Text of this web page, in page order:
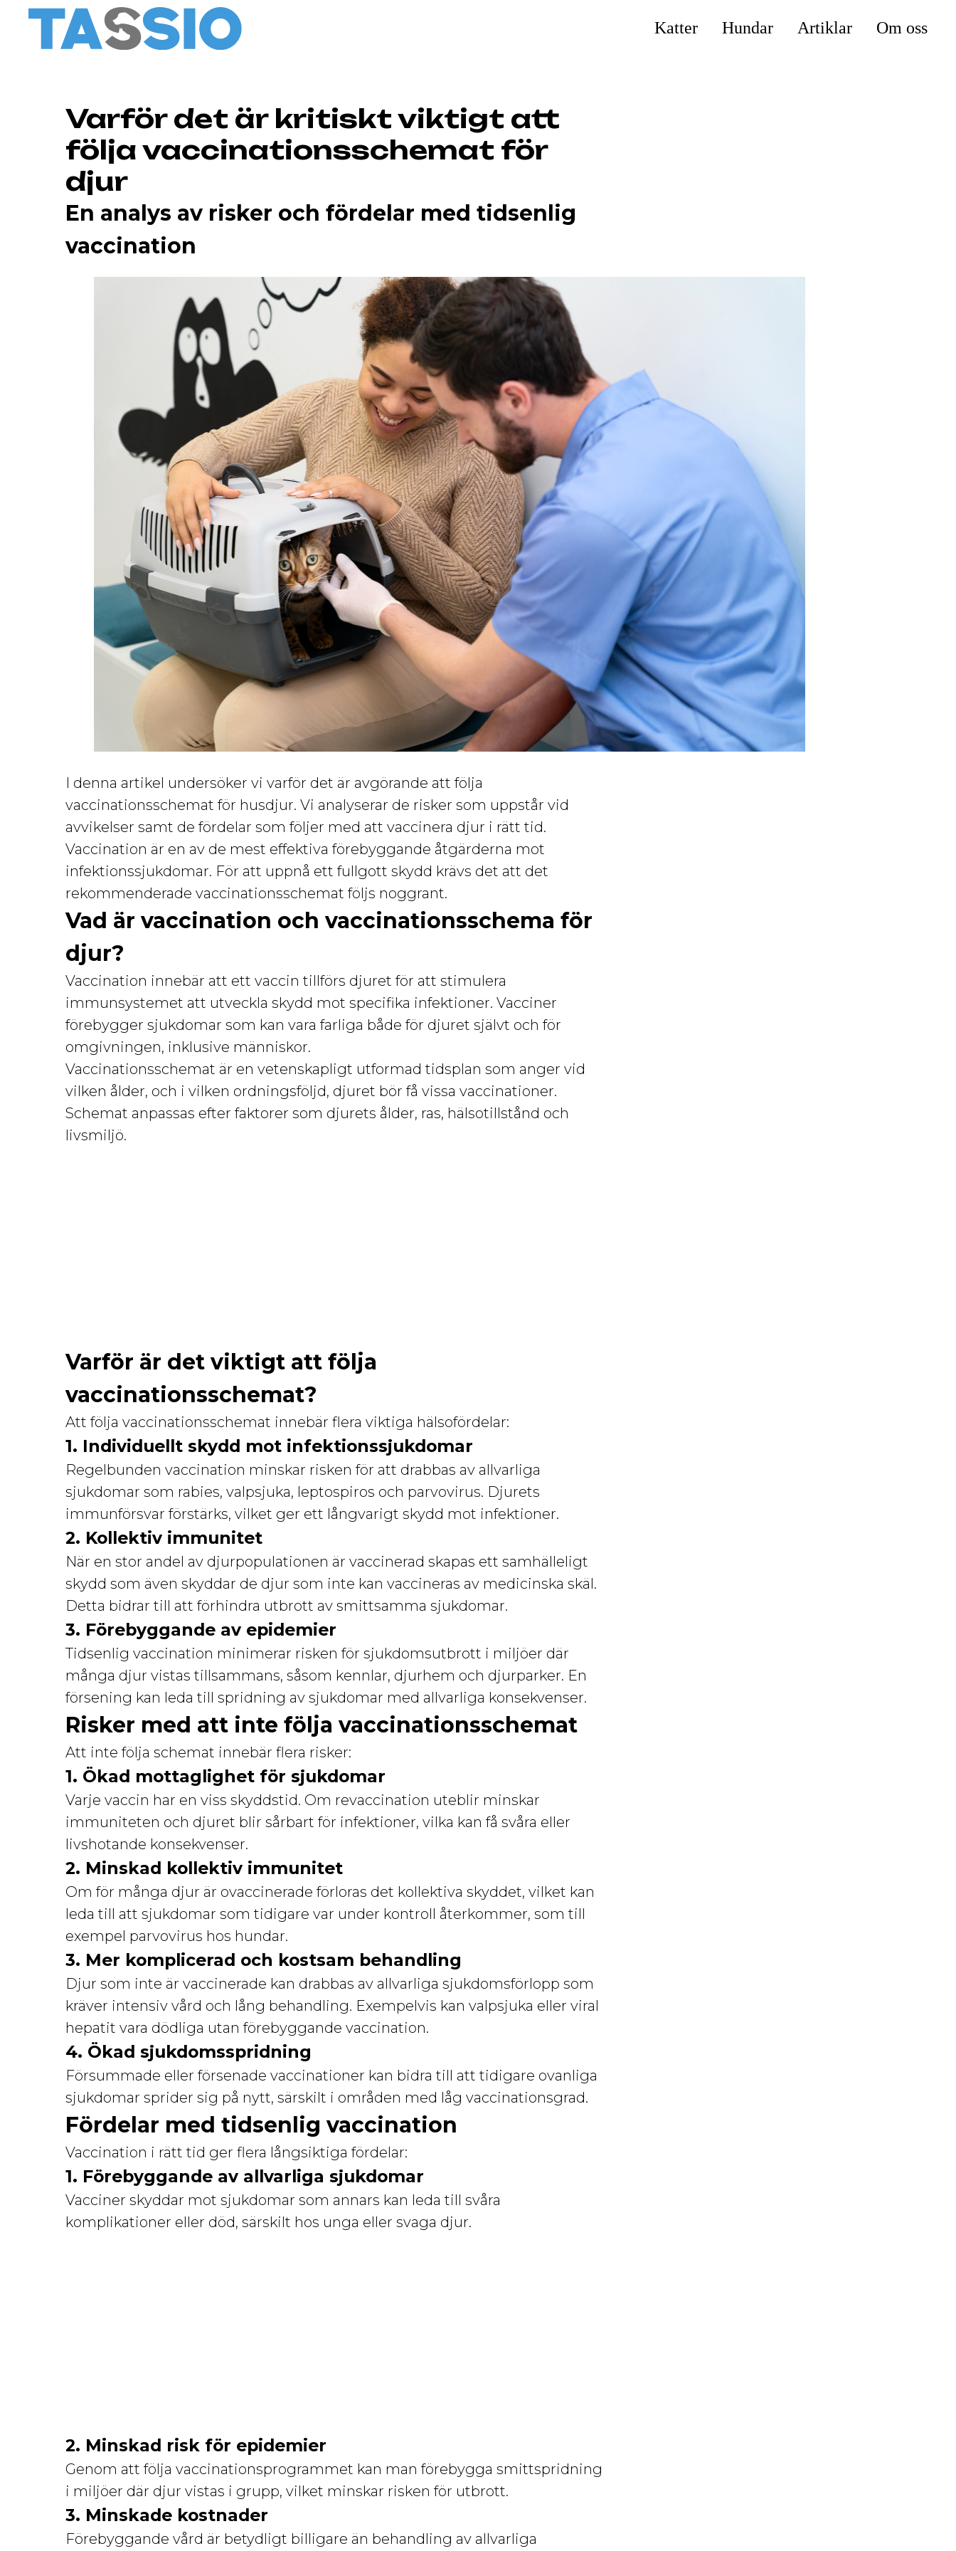
Katter Hundar Artiklar Om oss
Varför det är kritiskt viktigt att
följa vaccinationsschemat för
djur
En analys av risker och fördelar med tidsenlig
vaccination
I denna artikel undersöker vi varför det är avgörande att följa
vaccinationsschemat för husdjur. Vi analyserar de risker som uppstår vid
avvikelser samt de fördelar som följer med att vaccinera djur i rätt tid.
Vaccination är en av de mest effektiva förebyggande åtgärderna mot
infektionssjukdomar. För att uppnå ett fullgott skydd krävs det att det
rekommenderade vaccinationsschemat följs noggrant.
Vad är vaccination och vaccinationsschema för
djur?
Vaccination innebär att ett vaccin tillförs djuret för att stimulera
immunsystemet att utveckla skydd mot specifika infektioner. Vacciner
förebygger sjukdomar som kan vara farliga både för djuret självt och för
omgivningen, inklusive människor.
Vaccinationsschemat är en vetenskapligt utformad tidsplan som anger vid
vilken ålder, och i vilken ordningsföljd, djuret bör få vissa vaccinationer.
Schemat anpassas efter faktorer som djurets ålder, ras, hälsotillstånd och
livsmiljö.
Varför är det viktigt att följa
vaccinationsschemat?
Att följa vaccinationsschemat innebär flera viktiga hälsofördelar:
1. Individuellt skydd mot infektionssjukdomar
Regelbunden vaccination minskar risken för att drabbas av allvarliga
sjukdomar som rabies, valpsjuka, leptospiros och parvovirus. Djurets
immunförsvar förstärks, vilket ger ett långvarigt skydd mot infektioner.
2. Kollektiv immunitet
När en stor andel av djurpopulationen är vaccinerad skapas ett samhälleligt
skydd som även skyddar de djur som inte kan vaccineras av medicinska skäl.
Detta bidrar till att förhindra utbrott av smittsamma sjukdomar.
3. Förebyggande av epidemier
Tidsenlig vaccination minimerar risken för sjukdomsutbrott i miljöer där
många djur vistas tillsammans, såsom kennlar, djurhem och djurparker. En
försening kan leda till spridning av sjukdomar med allvarliga konsekvenser.
Risker med att inte följa vaccinationsschemat
Att inte följa schemat innebär flera risker:
1. Ökad mottaglighet för sjukdomar
Varje vaccin har en viss skyddstid. Om revaccination uteblir minskar
immuniteten och djuret blir sårbart för infektioner, vilka kan få svåra eller
livshotande konsekvenser.
2. Minskad kollektiv immunitet
Om för många djur är ovaccinerade förloras det kollektiva skyddet, vilket kan
leda till att sjukdomar som tidigare var under kontroll återkommer, som till
exempel parvovirus hos hundar.
3. Mer komplicerad och kostsam behandling
Djur som inte är vaccinerade kan drabbas av allvarliga sjukdomsförlopp som
kräver intensiv vård och lång behandling. Exempelvis kan valpsjuka eller viral
hepatit vara dödliga utan förebyggande vaccination.
4. Ökad sjukdomsspridning
Försummade eller försenade vaccinationer kan bidra till att tidigare ovanliga
sjukdomar sprider sig på nytt, särskilt i områden med låg vaccinationsgrad.
Fördelar med tidsenlig vaccination
Vaccination i rätt tid ger flera långsiktiga fördelar:
1. Förebyggande av allvarliga sjukdomar
Vacciner skyddar mot sjukdomar som annars kan leda till svåra
komplikationer eller död, särskilt hos unga eller svaga djur.
2. Minskad risk för epidemier
Genom att följa vaccinationsprogrammet kan man förebygga smittspridning
i miljöer där djur vistas i grupp, vilket minskar risken för utbrott.
3. Minskade kostnader
Förebyggande vård är betydligt billigare än behandling av allvarliga